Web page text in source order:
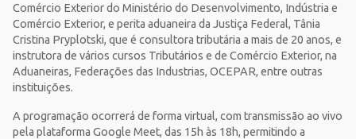
Comércio Exterior do Ministério do Desenvolvimento, Indústria e
Comércio Exterior, e perita aduaneira da Justiça Federal, Tânia
Cristina Pryplotski, que é consultora tributária a mais de 20 anos, e
instrutora de vários cursos Tributários e de Comércio Exterior, na
Aduaneiras, Federações das Industrias, OCEPAR, entre outras
instituições.
A programação ocorrerá de forma virtual, com transmissão ao vivo
pela plataforma Google Meet, das 15h às 18h, permitindo a